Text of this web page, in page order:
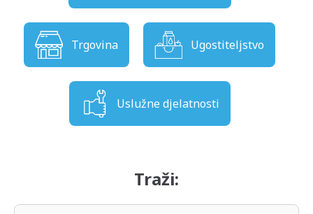
Trgovina Ugostiteljstvo
Uslužne djelatnosti
Traži: